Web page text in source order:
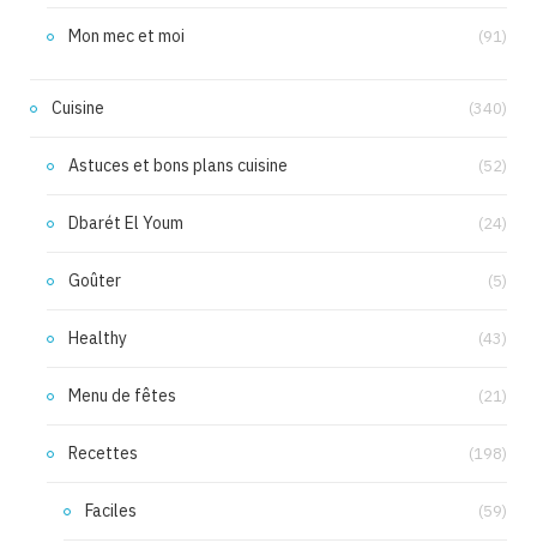
Mon mec et moi (91)
Cuisine (340)
Astuces et bons plans cuisine (52)
Dbarét El Youm (24)
Goûter (5)
Healthy (43)
Menu de fêtes (21)
Recettes (198)
Faciles (59)